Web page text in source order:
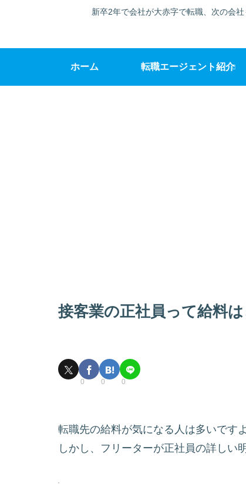
新卒2年で会社が大赤字で転職、次の会
ホーム 転職エージェント紹介
接客業の正社員って給料
0 0 0
転職先の給料が気になる人は多いですよ
しかし、フリーターが正社員の詳しい